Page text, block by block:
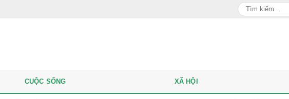
CUỘC SỐNG XÃ HỘI